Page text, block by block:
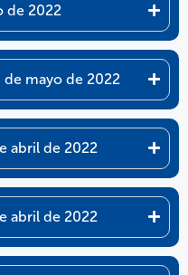
de 2022
mayo de 2022
abril de 2022
abril de 2022